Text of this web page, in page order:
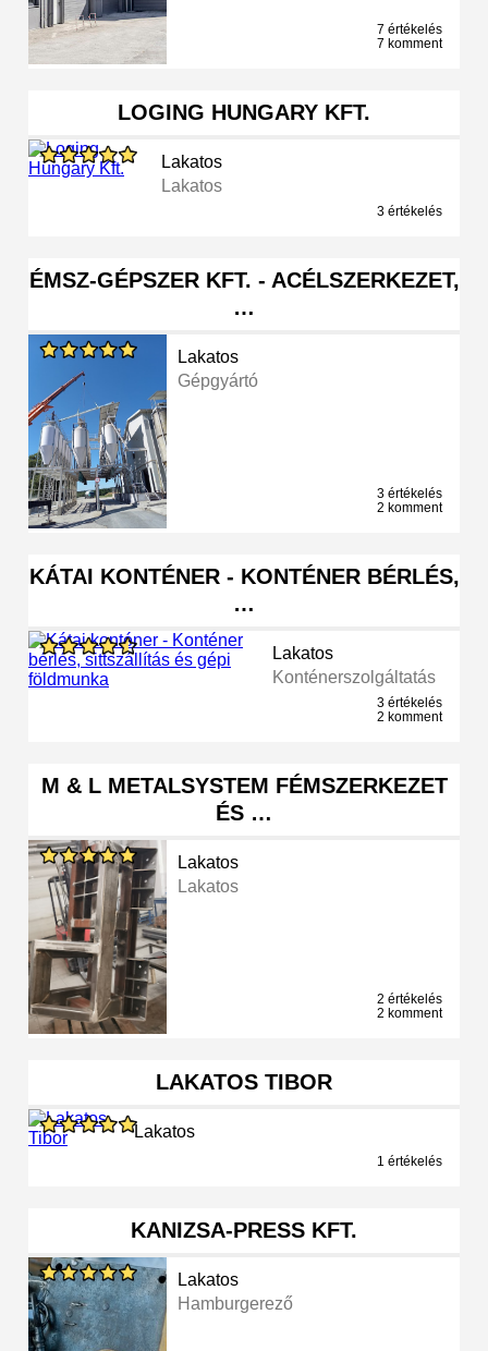
7 értékelés
7 komment
LOGING HUNGARY KFT.
Lakatos
Lakatos
3 értékelés
ÉMSZ-GÉPSZER KFT. - ACÉLSZERKEZET,
…
Lakatos
Gépgyártó
3 értékelés
2 komment
KÁTAI KONTÉNER - KONTÉNER BÉRLÉS,
…
Lakatos
Konténerszolgáltatás
3 értékelés
2 komment
M & L METALSYSTEM FÉMSZERKEZET
ÉS …
Lakatos
Lakatos
2 értékelés
2 komment
LAKATOS TIBOR
Lakatos
1 értékelés
KANIZSA-PRESS KFT.
Lakatos
Hamburgerező